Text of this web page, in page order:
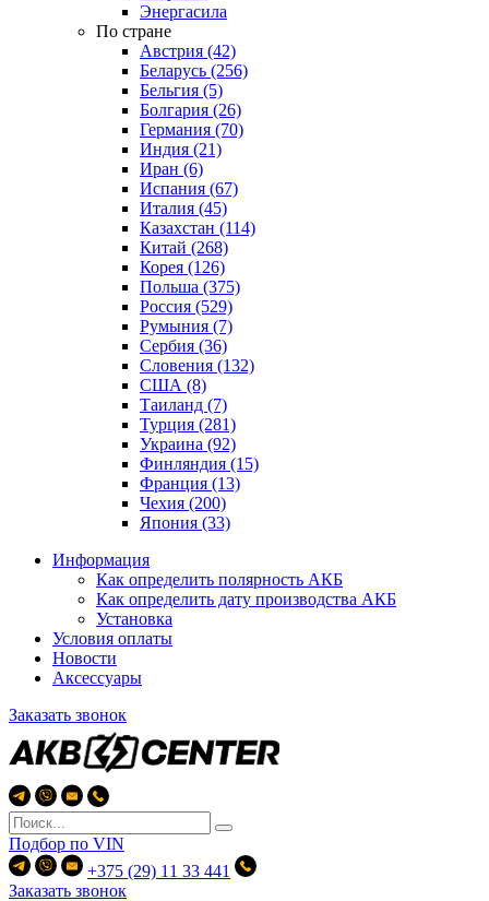
Энергасила
По стране
Австрия (42)
Беларусь (256)
Бельгия (5)
Болгария (26)
Германия (70)
Индия (21)
Иран (6)
Испания (67)
Италия (45)
Казахстан (114)
Китай (268)
Корея (126)
Польша (375)
Россия (529)
Румыния (7)
Сербия (36)
Словения (132)
США (8)
Таиланд (7)
Турция (281)
Украина (92)
Финляндия (15)
Франция (13)
Чехия (200)
Япония (33)
Информация
Как определить полярность АКБ
Как определить дату производства АКБ
Установка
Условия оплаты
Новости
Аксессуары
Заказать звонок
Подбор по VIN
+375 (29) 11 33 441
Заказать звонок